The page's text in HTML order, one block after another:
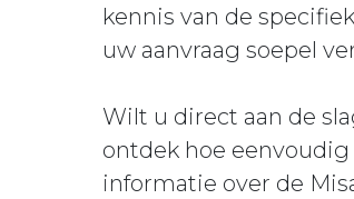
kennis van de
uw aanvraag soepel
Wilt u direct aan de
ontdek hoe
informatie over de